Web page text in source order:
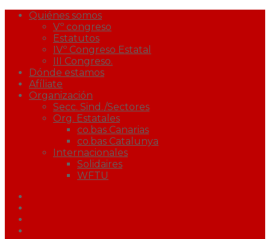
Quiénes somos
Vº congreso
Estatutos
IVº Congreso Estatal
III Congreso.
Dónde estamos
Afíliate
Organización
Secc. Sind./Sectores
Org. Estatales
co.bas Canarias
co.bas Catalunya
Internacionales
Solidaires
WFTU